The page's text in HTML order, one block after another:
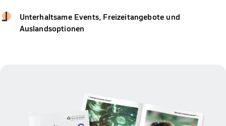
Unterhaltsame Events, Freizeitangebote und
Auslandsoptionen